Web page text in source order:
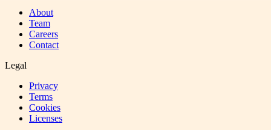
About
Team
Careers
Contact
Legal
Privacy
Terms
Cookies
Licenses